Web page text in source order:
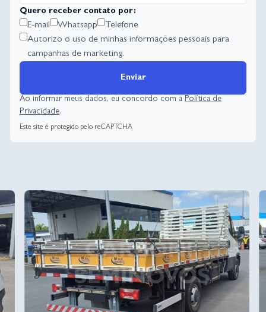
Quero receber contato por:
E-mail Whatsapp
Telefone
Autorizo o uso de minhas informações pessoais para
campanhas de marketing.
Enviar
Ao informar meus dados, eu concordo com a Política de
Privacidade.
Este site é protegido pelo reCAPTCHA